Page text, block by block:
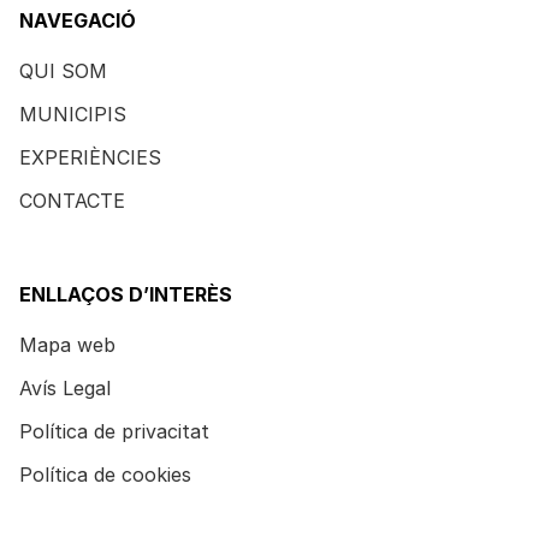
NAVEGACIÓ
QUI SOM
MUNICIPIS
EXPERIÈNCIES
CONTACTE
ENLLAÇOS D’INTERÈS
Mapa web
Avís Legal
Política de privacitat
Política de cookies